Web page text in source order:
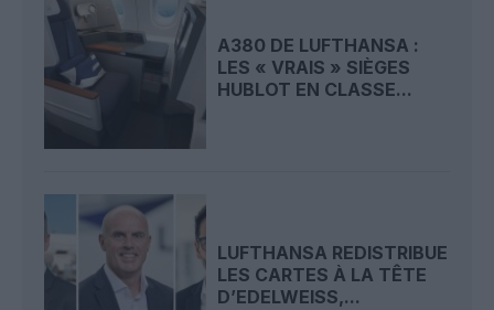
A380 DE LUFTHANSA :
LES « VRAIS » SIÈGES
HUBLOT EN CLASSE...
LUFTHANSA REDISTRIBUE
LES CARTES À LA TÊTE
D’EDELWEISS,...